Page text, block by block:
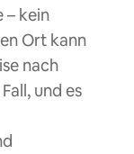
– kein
Ort kann
nach
und es